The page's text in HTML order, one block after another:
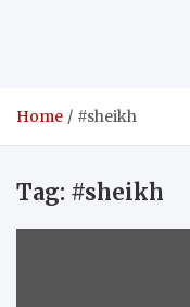
Home #sheikh
Tag: #sheikh